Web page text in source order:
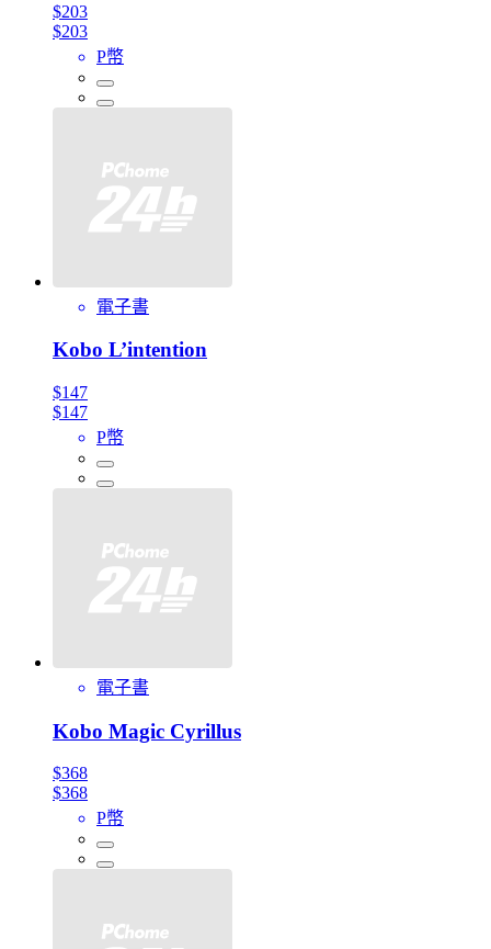
$203
$203
P幣
電子書
Kobo L’intention
$147
$147
P幣
電子書
Kobo Magic Cyrillus
$368
$368
P幣